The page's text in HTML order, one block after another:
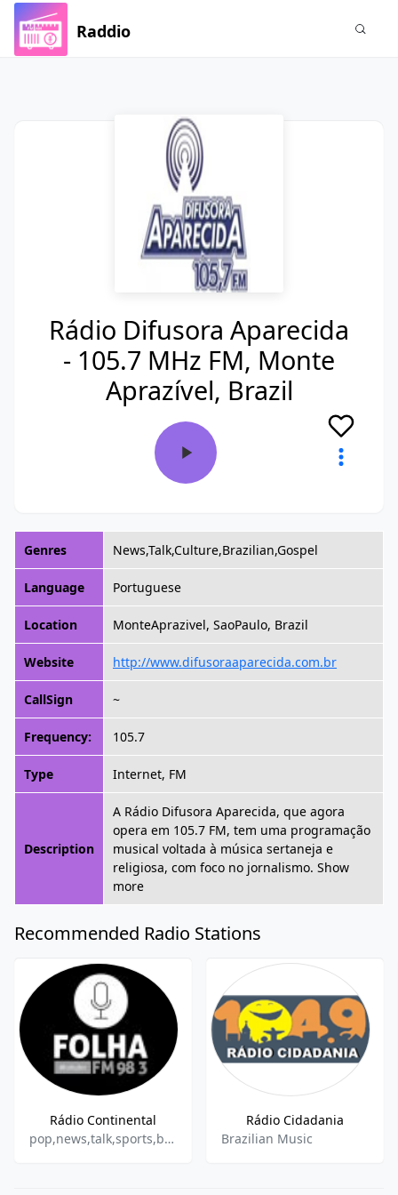
Raddio
Rádio Difusora Aparecida
- 105.7 MHz FM, Monte
Aprazível, Brazil
Genres News,Talk,Culture,Brazilian,Gospel
Language Portuguese
Location MonteAprazivel, SaoPaulo, Brazil
Website http://www.difusoraaparecida.com.br
CallSign ~
Frequency: 105.7
Type Internet, FM
Description
A Rádio Difusora Aparecida, que agora
opera em 105.7 FM, tem uma programação
musical voltada à música sertaneja e
religiosa, com foco no jornalismo. Show
more
Recommended Radio Stations
Rádio Continental
pop,news,talk,sports,brazilian
Rádio Cidadania
Brazilian Music